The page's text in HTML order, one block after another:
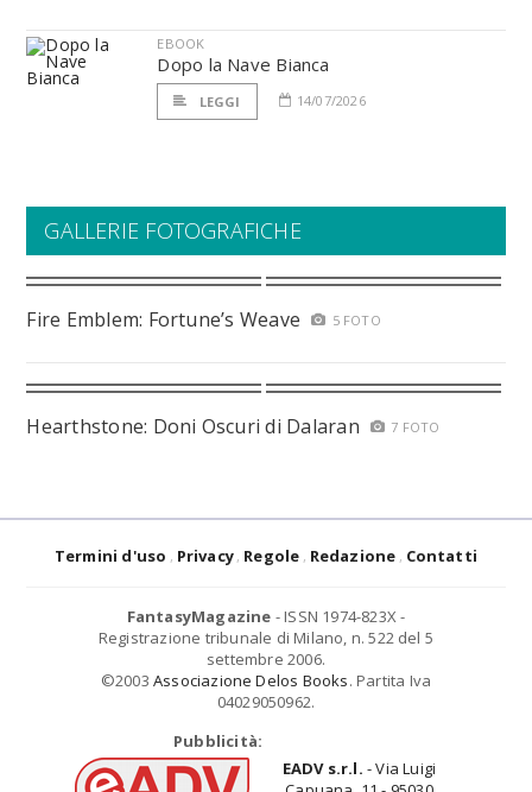
EBOOK
Dopo la Nave Bianca
LEGGI 14/07/2026
GALLERIE FOTOGRAFICHE
Fire Emblem: Fortune’s Weave 5 FOTO
Hearthstone: Doni Oscuri di Dalaran 7 FOTO
Termini d'uso Privacy Regole Redazione Contatti
FantasyMagazine - ISSN 1974-823X -
Registrazione tribunale di Milano, n. 522 del 5
settembre 2006.
©2003 Associazione Delos Books. Partita Iva
04029050962.
Pubblicità:
EADV s.r.l. - Via Luigi